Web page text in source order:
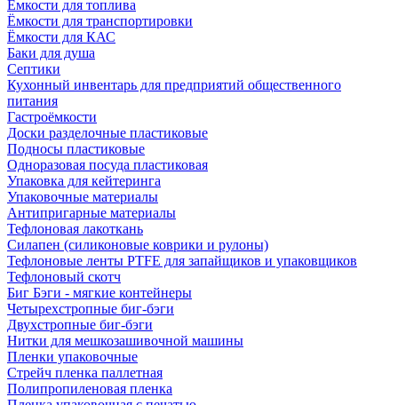
Ёмкости для топлива
Ёмкости для транспортировки
Ёмкости для КАС
Баки для душа
Септики
Кухонный инвентарь для предприятий общественного
питания
Гастроёмкости
Доски разделочные пластиковые
Подносы пластиковые
Одноразовая посуда пластиковая
Упаковка для кейтеринга
Упаковочные материалы
Антипригарные материалы
Тефлоновая лакоткань
Силапен (силиконовые коврики и рулоны)
Тефлоновые ленты PTFE для запайщиков и упаковщиков
Тефлоновый скотч
Биг Бэги - мягкие контейнеры
Четырехстропные биг-бэги
Двухстропные биг-бэги
Нитки для мешкозашивочной машины
Пленки упаковочные
Стрейч пленка паллетная
Полипропиленовая пленка